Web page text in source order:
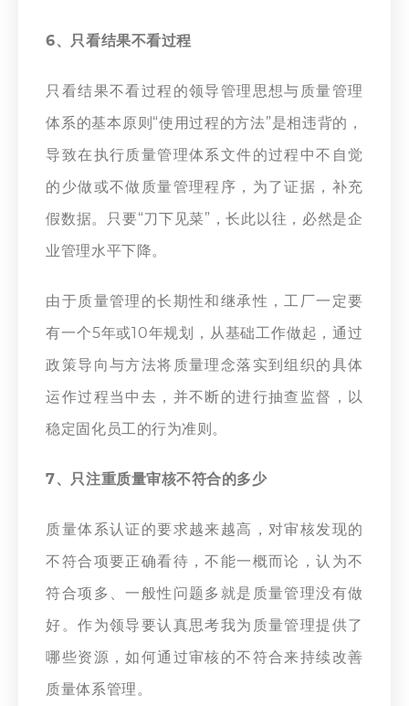
6、只看结果不看过程
只看结果不看过程的领导管理思想与质量管理
体系的基本原则“使用过程的方法”是相违背的，
导致在执行质量管理体系文件的过程中不自觉
的少做或不做质量管理程序，为了证据，补充
假数据。只要“刀下见菜”，长此以往，必然是企
业管理水平下降。
由于质量管理的长期性和继承性，工厂一定要
有一个5年或10年规划，从基础工作做起，通过
政策导向与方法将质量理念落实到组织的具体
运作过程当中去，并不断的进行抽查监督，以
稳定固化员工的行为准则。
7、只注重质量审核不符合的多少
质量体系认证的要求越来越高，对审核发现的
不符合项要正确看待，不能一概而论，认为不
符合项多、一般性问题多就是质量管理没有做
好。作为领导要认真思考我为质量管理提供了
哪些资源，如何通过审核的不符合来持续改善
质量体系管理。